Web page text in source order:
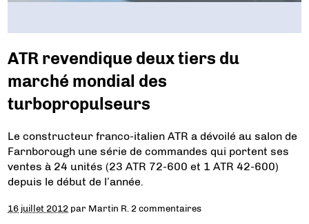
ATR revendique deux tiers du
marché mondial des
turbopropulseurs
Le constructeur franco-italien ATR a dévoilé au salon de
Farnborough une série de commandes qui portent ses
ventes à 24 unités (23 ATR 72-600 et 1 ATR 42-600)
depuis le début de l’année.
16 juillet 2012 par Martin R. 2 commentaires